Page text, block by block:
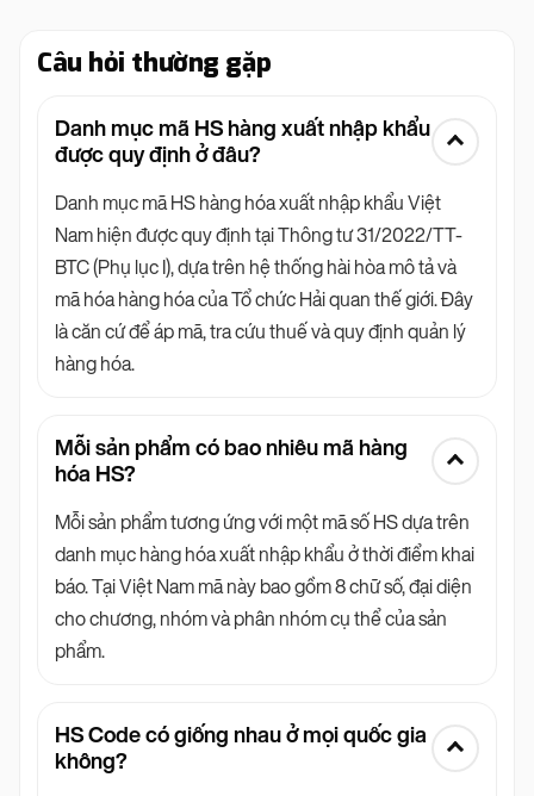
Câu hỏi thường gặp
Danh mục mã HS hàng xuất nhập khẩu
được quy định ở đâu?
Danh mục mã HS hàng hóa xuất nhập khẩu Việt
Nam hiện được quy định tại Thông tư 31/2022/TT-
BTC (Phụ lục I), dựa trên hệ thống hài hòa mô tả và
mã hóa hàng hóa của Tổ chức Hải quan thế giới. Đây
là căn cứ để áp mã, tra cứu thuế và quy định quản lý
hàng hóa.
Mỗi sản phẩm có bao nhiêu mã hàng
hóa HS?
Mỗi sản phẩm tương ứng với một mã số HS dựa trên
danh mục hàng hóa xuất nhập khẩu ở thời điểm khai
báo. Tại Việt Nam mã này bao gồm 8 chữ số, đại diện
cho chương, nhóm và phân nhóm cụ thể của sản
phẩm.
HS Code có giống nhau ở mọi quốc gia
không?